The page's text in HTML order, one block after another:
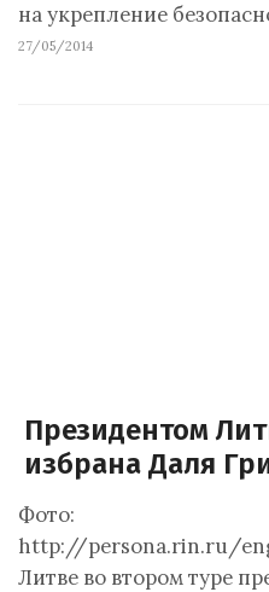
на укрепление
27/05/2014
Президентом
избрана Даля
Фото:
http://persona.rin.ru/
Литве во втором туре